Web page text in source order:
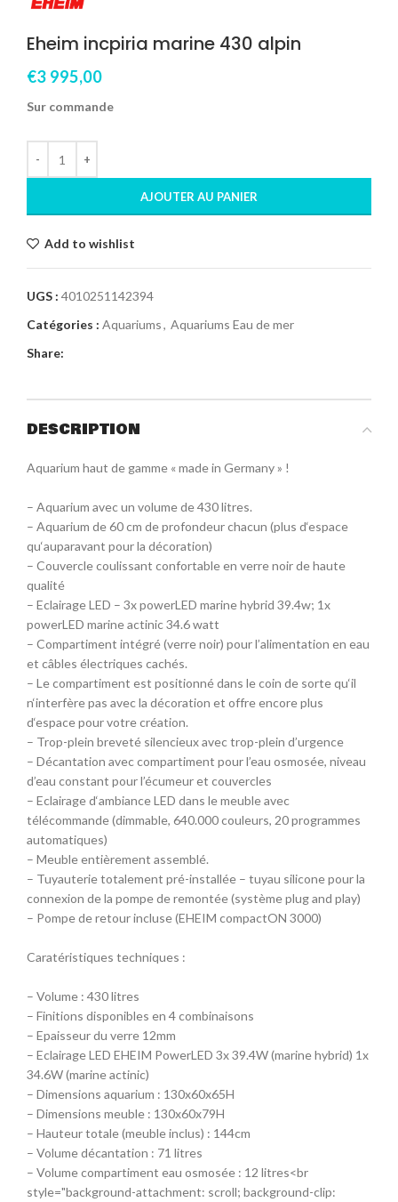
Eheim incpiria marine 430 alpin
€3 995,00
Sur commande
AJOUTER AU PANIER
Add to wishlist
UGS : 4010251142394
Catégories : Aquariums, Aquariums Eau de mer
Share:
DESCRIPTION
Aquarium haut de gamme « made in Germany » !
– Aquarium avec un volume de 430 litres.
– Aquarium de 60 cm de profondeur chacun (plus d‘espace
qu‘auparavant pour la décoration)
– Couvercle coulissant confortable en verre noir de haute
qualité
– Eclairage LED – 3x powerLED marine hybrid 39.4w; 1x
powerLED marine actinic 34.6 watt
– Compartiment intégré (verre noir) pour l’alimentation en eau
et câbles électriques cachés.
– Le compartiment est positionné dans le coin de sorte qu‘il
n‘interfère pas avec la décoration et offre encore plus
d‘espace pour votre création.
– Trop-plein breveté silencieux avec trop-plein d’urgence
– Décantation avec compartiment pour l’eau osmosée, niveau
d’eau constant pour l’écumeur et couvercles
– Eclairage d‘ambiance LED dans le meuble avec
télécommande (dimmable, 640.000 couleurs, 20 programmes
automatiques)
– Meuble entièrement assemblé.
– Tuyauterie totalement pré-installée – tuyau silicone pour la
connexion de la pompe de remontée (système plug and play)
– Pompe de retour incluse (EHEIM compactON 3000)
Caratéristiques techniques :
– Volume : 430 litres
– Finitions disponibles en 4 combinaisons
– Epaisseur du verre 12mm
– Eclairage LED EHEIM PowerLED 3x 39.4W (marine hybrid) 1x
34.6W (marine actinic)
– Dimensions aquarium : 130x60x65H
– Dimensions meuble : 130x60x79H
– Hauteur totale (meuble inclus) : 144cm
– Volume décantation : 71 litres
– Volume compartiment eau osmosée : 12 litres<br
style="background-attachment: scroll; background-clip: